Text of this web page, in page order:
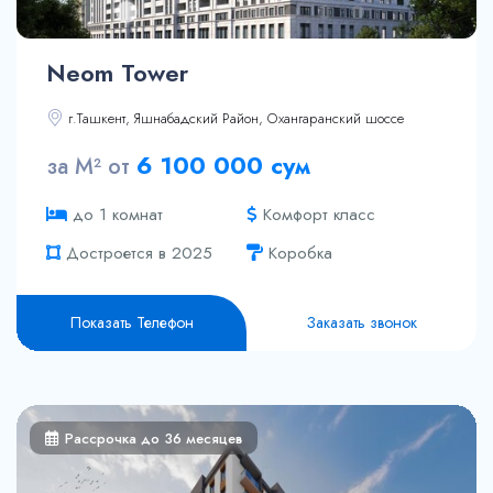
Neom Tower
г.Ташкент, Яшнабадский Район, Охангаранский шоссе
за М² от 6 100 000 сум
до 1 комнат
Комфорт класс
Достроется в 2025
Коробка
Показать Телефон Заказать звонок
Рассрочка до 36 месяцев